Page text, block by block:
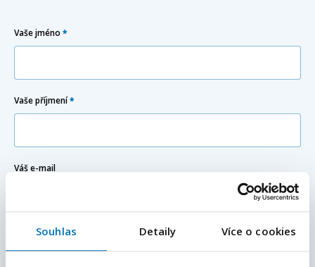
Souhlas Detaily Více o cookies
Vaše jméno *
Vaše příjmení*
Váš e-mail
Váš telefon*
Předvolba
E-mailová adresa